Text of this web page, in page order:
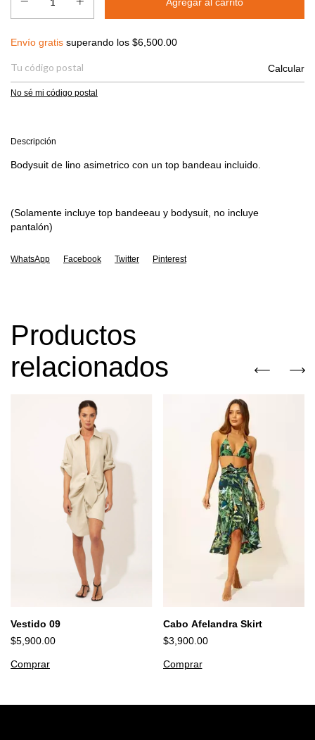
Envío gratis $6,500.00
Envío gratis superando los $6,500.00
Calcular
No sé mi código postal
Descripción
Bodysuit de lino asimetrico con un top bandeau incluido.
(Solamente incluye top bandeeau y bodysuit, no incluye
pantalón)
WhatsApp Facebook Twitter Pinterest
Productos
relacionados
Vestido 09
$5,900.00
Comprar
Cabo Afelandra Skirt
$3,900.00
Comprar